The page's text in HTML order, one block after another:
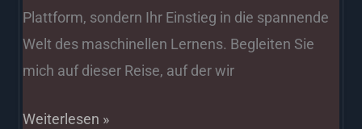
Plattform, sondern Ihr Einstieg in die spannende
Welt des maschinellen Lernens. Begleiten Sie
mich auf dieser Reise, auf der wir
Weiterlesen »